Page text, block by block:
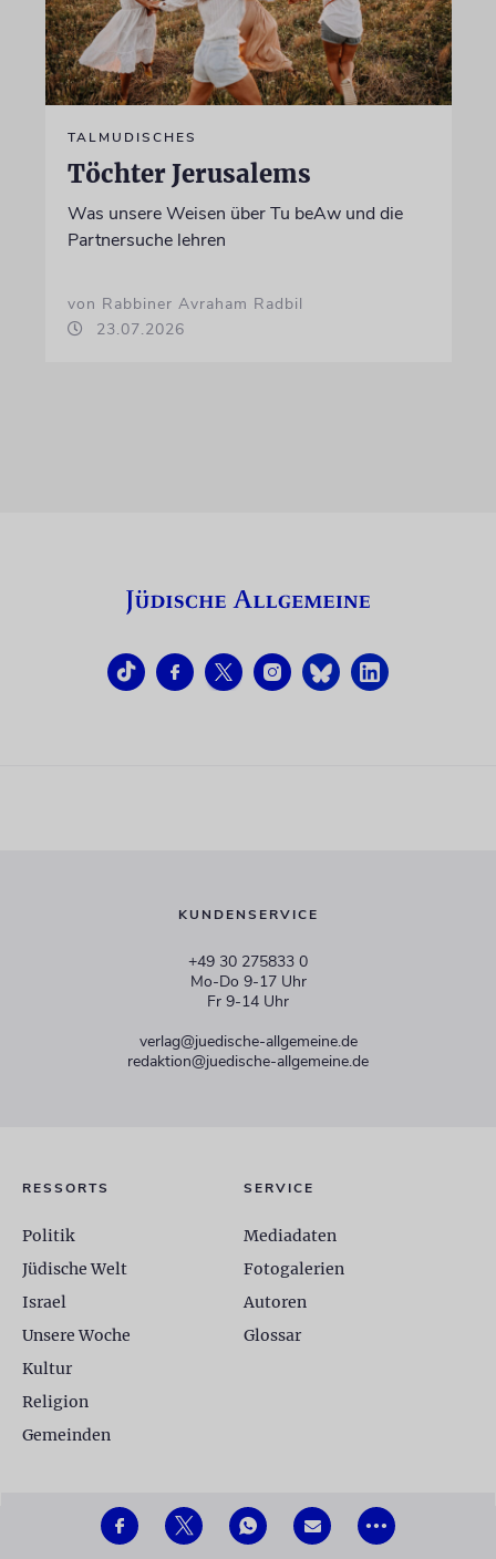
•••
TALMUDISCHES
Töchter Jerusalems
Was unsere Weisen über Tu beAw und die
Partnersuche lehren
von Rabbiner Avraham Radbil
23.07.2026
KUNDENSERVICE
+49 30 275833 0
Mo-Do 9-17 Uhr
Fr 9-14 Uhr
verlag@juedische-allgemeine.de
redaktion@juedische-allgemeine.de
RESSORTS
Politik
Jüdische Welt
Israel
Unsere Woche
Kultur
Religion
Gemeinden
SERVICE
Mediadaten
Fotogalerien
Autoren
Glossar
© 2026 Jüdische Allgemeine